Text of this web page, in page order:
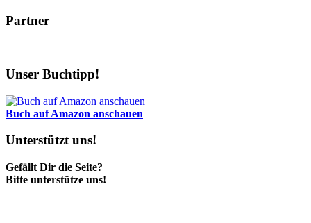
Partner
Unser Buchtipp!
Buch auf Amazon anschauen
Unterstützt uns!
Gefällt Dir die Seite?
Bitte unterstütze uns!